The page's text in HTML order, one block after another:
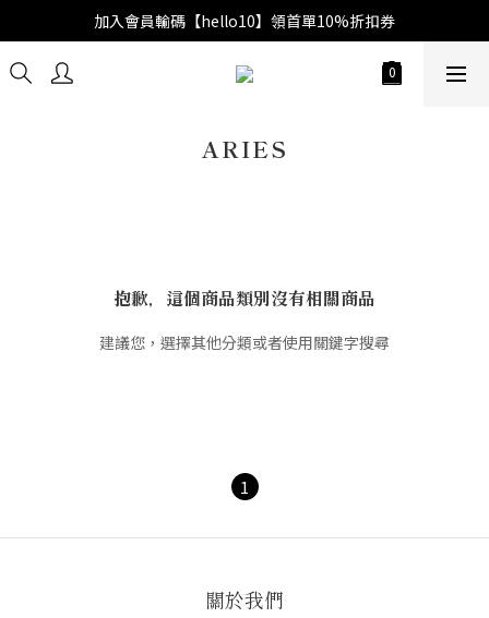
加入會員輸碼【hello10】領首單10%折扣券
ARIES
抱歉，這個商品類別沒有相關商品
建議您，選擇其他分類或者使用關鍵字搜尋
1
關於我們